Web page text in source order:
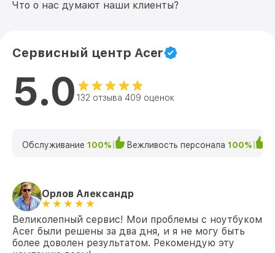
Что о нас думают наши клиенты?
Сервисный центр Acer
5.0 132 отзыва 409 оценок
Обслуживание 100% Вежливость персонала 100%
Орлов Александр
Великолепный сервис! Мои проблемы с ноутбуком
Acer были решены за два дня, и я не могу быть
более доволен результатом. Рекомендую эту